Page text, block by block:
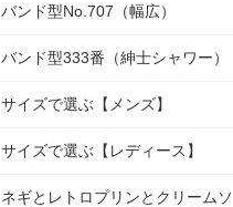
バンド型No.707（幅広）
バンド型333番（紳士シャワー）
サイズで選ぶ【メンズ】
サイズで選ぶ【レディース】
ネギとレトロプリンとクリームソ